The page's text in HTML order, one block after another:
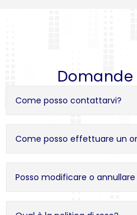
Come posso contattarvi?
Come posso effettuare un
Posso modificare o